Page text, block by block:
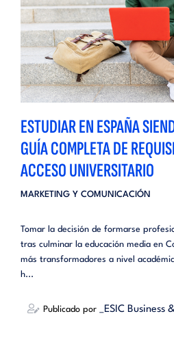
ESTUDIAR EN ESPAÑA
GUÍA COMPLETA DE
ACCESO UNIVERSITARIO
MARKETING Y COMUNICACIÓN
Tomar la decisión de formarse
tras culminar la educación media en
más transformadores a nivel
h...
Publicado por _ESIC